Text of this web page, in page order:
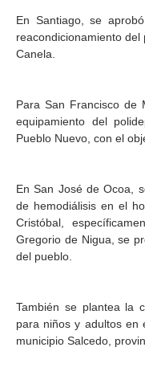
En Santiago, se
reacondicionamiento
Canela.
Para San Francisco de
equipamiento del
Pueblo Nuevo, con el
En San José de Ocoa,
de hemodiálisis en el
Cristóbal,
Gregorio de Nigua, se
del pueblo.
También se plantea la
para niños y adultos en
municipio Salcedo,